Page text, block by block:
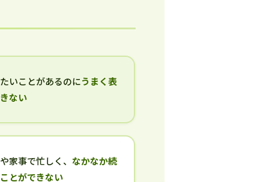
いことがあるのにうまく表
ない
家事で忙しく、なかなか続
とができない